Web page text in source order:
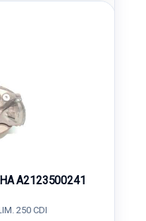
A2123500241
250 CDI